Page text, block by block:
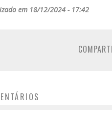
em 18/12/2024 - 17:42